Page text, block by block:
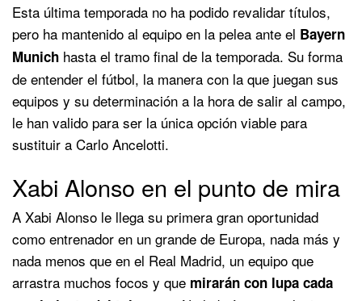
Esta última temporada no ha podido revalidar títulos,
pero ha mantenido al equipo en la pelea ante el Bayern
Munich hasta el tramo final de la temporada. Su forma
de entender el fútbol, la manera con la que juegan sus
equipos y su determinación a la hora de salir al campo,
le han valido para ser la única opción viable para
sustituir a Carlo Ancelotti.
Xabi Alonso en el punto de mira
A Xabi Alonso le llega su primera gran oportunidad
como entrenador en un grande de Europa, nada más y
nada menos que en el Real Madrid, un equipo que
arrastra muchos focos y que mirarán con lupa cada